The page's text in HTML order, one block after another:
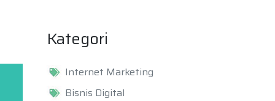
Kategori
Internet Marketing
Bisnis Digital